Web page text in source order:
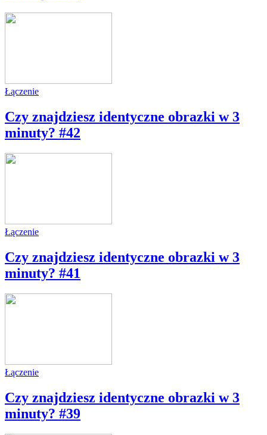
Łączenie
Czy znajdziesz identyczne obrazki w 3
minuty? #42
Łączenie
Czy znajdziesz identyczne obrazki w 3
minuty? #41
Łączenie
Czy znajdziesz identyczne obrazki w 3
minuty? #39